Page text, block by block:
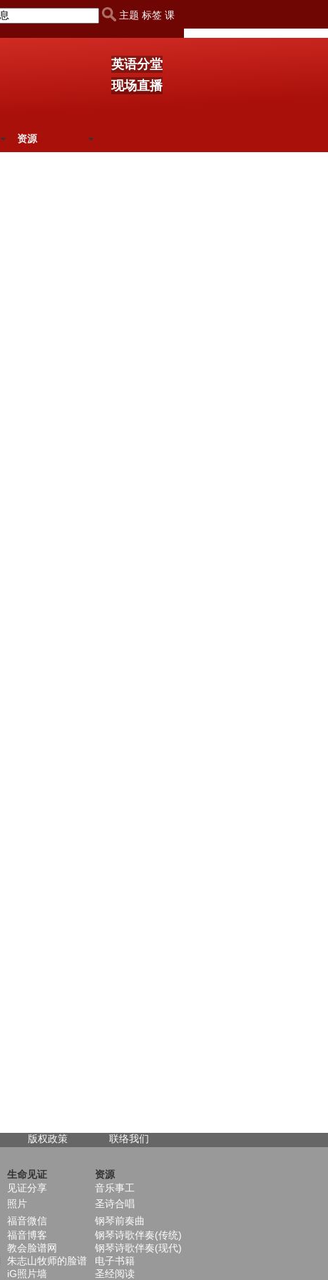
主题 标签 课
英语分堂
现场直播
资源
版权政策 联络我们
生命见证
资源
见证分享
音乐事工
照片
圣诗合唱
福音微信
钢琴前奏曲
福音博客
钢琴诗歌伴奏(传统)
教会脸谱网
钢琴诗歌伴奏(现代)
朱志山牧师的脸谱
电子书籍
iG照片墙 圣经阅读